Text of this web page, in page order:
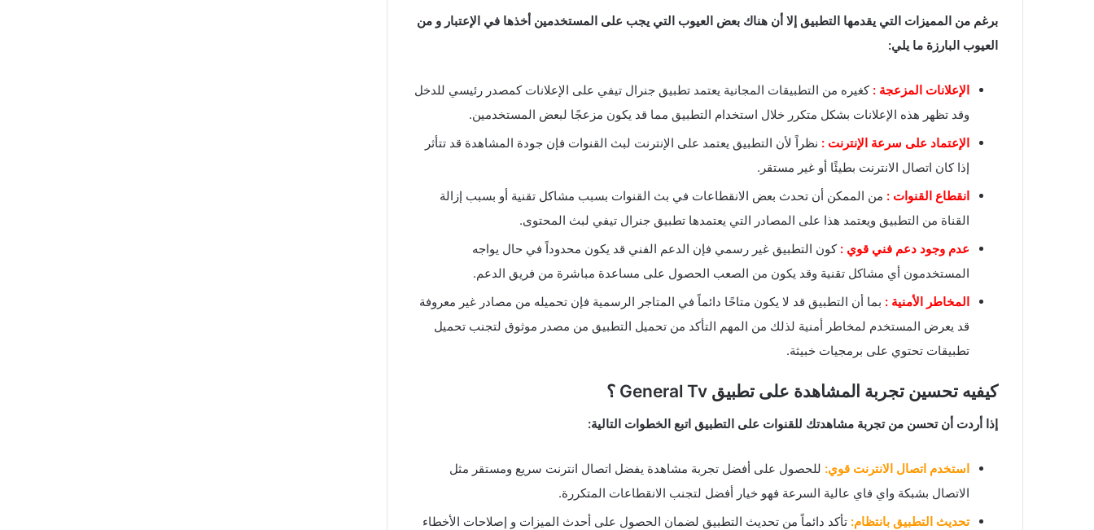
برغم من المميزات التي يقدمها التطبيق إلا أن هناك بعض العيوب التي يجب على المستخدمين أخذها في الإعتبار و من
العيوب البارزة ما يلي:
الإعلانات المزعجة : كغيره من التطبيقات المجانية يعتمد تطبيق جنرال تيفي على الإعلانات كمصدر رئيسي للدخل
وقد تظهر هذه الإعلانات بشكل متكرر خلال استخدام التطبيق مما قد يكون مزعجًا لبعض المستخدمين.
الإعتماد على سرعة الإنترنت : نظراً لأن التطبيق يعتمد على الإنترنت لبث القنوات فإن جودة المشاهدة قد تتأثر
إذا كان اتصال الانترنت بطيئًا أو غير مستقر.
انقطاع القنوات : من الممكن أن تحدث بعض الانقطاعات في بث القنوات بسبب مشاكل تقنية أو بسبب إزالة
القناة من التطبيق ويعتمد هذا على المصادر التي يعتمدها تطبيق جنرال تيفي لبث المحتوى.
عدم وجود دعم فني قوي : كون التطبيق غير رسمي فإن الدعم الفني قد يكون محدوداً في حال يواجه
المستخدمون أي مشاكل تقنية وقد يكون من الصعب الحصول على مساعدة مباشرة من فريق الدعم.
المخاطر الأمنية : بما أن التطبيق قد لا يكون متاحًا دائماً في المتاجر الرسمية فإن تحميله من مصادر غير معروفة
قد يعرض المستخدم لمخاطر أمنية لذلك من المهم التأكد من تحميل التطبيق من مصدر موثوق لتجنب تحميل
تطبيقات تحتوي على برمجيات خبيثة.
كيفيه تحسين تجربة المشاهدة على تطبيق General Tv ؟
إذا أردت أن تحسن من تجربة مشاهدتك للقنوات على التطبيق اتبع الخطوات التالية:
استخدم اتصال الانترنت قوي: للحصول على أفضل تجربة مشاهدة يفضل اتصال انترنت سريع ومستقر مثل
الاتصال بشبكة واي فاي عالية السرعة فهو خيار أفضل لتجنب الانقطاعات المتكررة.
تحديث التطبيق بانتظام: تأكد دائماً من تحديث التطبيق لضمان الحصول على أحدث الميزات و إصلاحات الأخطاء